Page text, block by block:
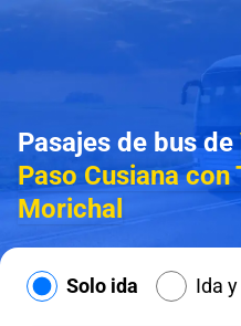
Pasajes de bus de
Paso Cusiana
Morichal
Solo ida Ida